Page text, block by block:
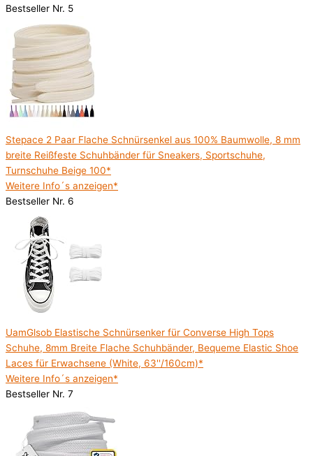
Bestseller Nr. 5
Stepace 2 Paar Flache Schnürsenkel aus 100% Baumwolle, 8 mm
breite Reißfeste Schuhbänder für Sneakers, Sportschuhe,
Turnschuhe Beige 100*
Weitere Info´s anzeigen*
Bestseller Nr. 6
UamGlsob Elastische Schnürsenker für Converse High Tops
Schuhe, 8mm Breite Flache Schuhbänder, Bequeme Elastic Shoe
Laces für Erwachsene (White, 63''/160cm)*
Weitere Info´s anzeigen*
Bestseller Nr. 7